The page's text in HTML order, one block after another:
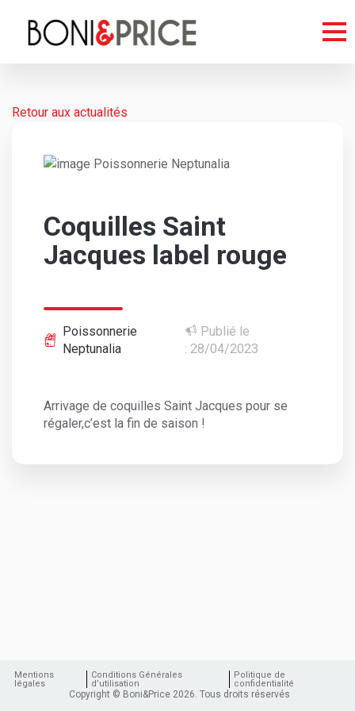
Retour aux actualités
Coquilles Saint
Jacques label rouge
Poissonnerie
Neptunalia
Publié le
: 28/04/2023
Arrivage de coquilles Saint Jacques pour se
régaler,c’est la fin de saison !
Mentions
légales
Conditions Générales
d’utilisation
Politique de
confidentialité
Copyright © Boni&Price 2026. Tous droits réservés